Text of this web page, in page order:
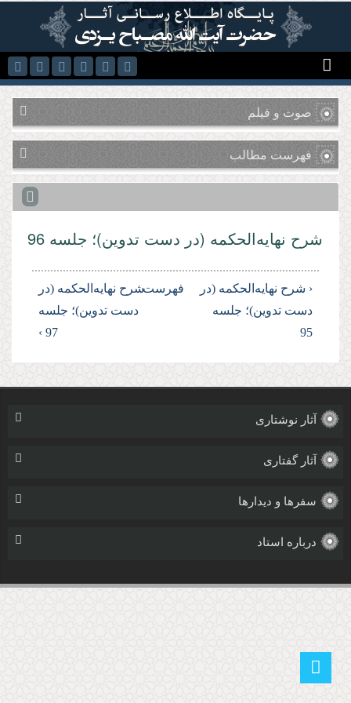
رفتن به محتوای اصلی
صوت و فیلم
فهرست مطالب
شرح نهایه‌الحکمه (در دست تدوین)؛ جلسه 96
‹ شرح نهایه‌الحکمه (در
دست تدوین)؛ جلسه
95
فهرستشرح نهایه‌الحکمه (در
دست تدوین)؛ جلسه
97 ›
آثار نوشتاری
آثار گفتاری
سفرها و دیدارها
درباره استاد